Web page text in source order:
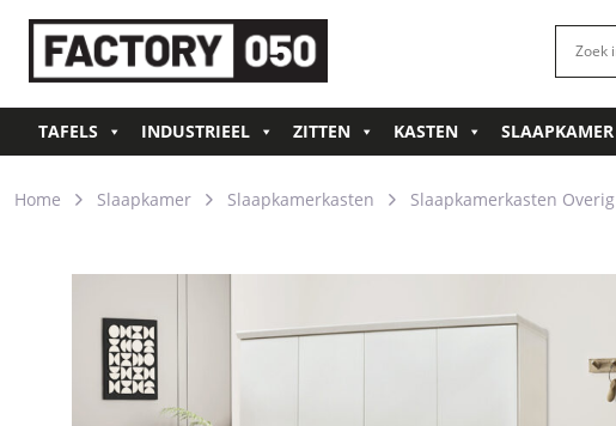
TAFELS INDUSTRIEEL ZITTEN KASTEN SLAAPKAMER
Home Slaapkamer Slaapkamerkasten Slaapkamerkasten Overig